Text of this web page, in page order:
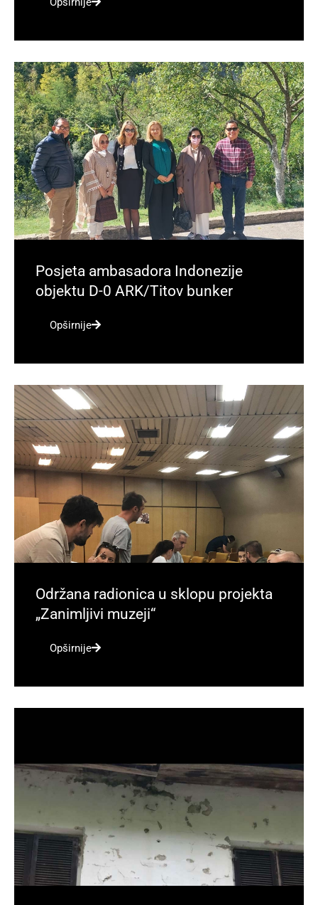
Posjeta ambasadora Indonezije
objektu D-0 ARK/Titov bunker
Opširnije
Održana radionica u sklopu projekta
„Zanimljivi muzeji“
Opširnije